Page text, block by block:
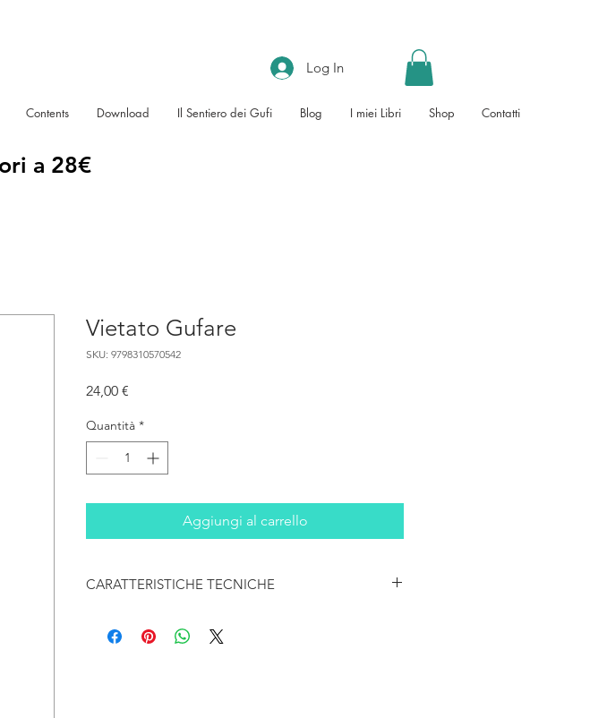
Log In
Contents Download Il Sentiero dei Gufi Blog I miei Libri Shop Contatti
a 28€
Vietato Gufare
SKU: 9798310570542
24,00 €
Quantità *
Aggiungi al carrello
CARATTERISTICHE TECNICHE
Brossura